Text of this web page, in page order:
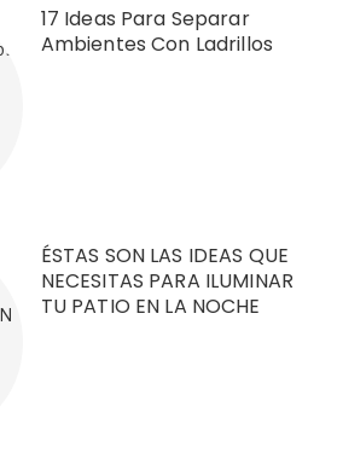
17 Ideas Para Separar
Ambientes Con Ladrillos
ÉSTAS SON LAS IDEAS QUE
NECESITAS PARA ILUMINAR
TU PATIO EN LA NOCHE